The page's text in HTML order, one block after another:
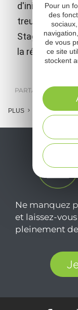
d'initiation,
treuil,
Stages
la région.
PARTAGER :
PLUS
Ne manquez
et laissez-
pleinement
Pour un
des
de vous
ce site
stockent